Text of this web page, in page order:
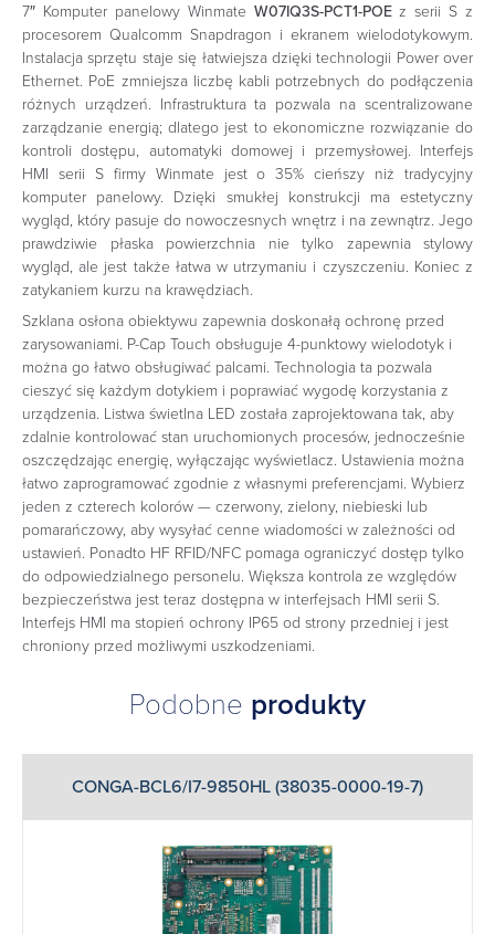
7″ Komputer panelowy Winmate W07IQ3S-PCT1-POEz serii S z
procesorem Qualcomm Snapdragon i ekranem wielodotykowym.
Instalacja sprzętu staje się łatwiejsza dzięki technologii Power over
Ethernet. PoE zmniejsza liczbę kabli potrzebnych do podłączenia
różnych urządzeń. Infrastruktura ta pozwala na scentralizowane
zarządzanie energią; dlatego jest to ekonomiczne rozwiązanie do
kontroli dostępu, automatyki domowej i przemysłowej. Interfejs
HMI serii S firmy Winmate jest o 35% cieńszy niż tradycyjny
komputer panelowy. Dzięki smukłej konstrukcji ma estetyczny
wygląd, który pasuje do nowoczesnych wnętrz i na zewnątrz. Jego
prawdziwie płaska powierzchnia nie tylko zapewnia stylowy
wygląd, ale jest także łatwa w utrzymaniu i czyszczeniu. Koniec z
zatykaniem kurzu na krawędziach.
Szklana osłona obiektywu zapewnia doskonałą ochronę przed
zarysowaniami. P-Cap Touch obsługuje 4-punktowy wielodotyk i
można go łatwo obsługiwać palcami. Technologia ta pozwala
cieszyć się każdym dotykiem i poprawiać wygodę korzystania z
urządzenia. Listwa świetlna LED została zaprojektowana tak, aby
zdalnie kontrolować stan uruchomionych procesów, jednocześnie
oszczędzając energię, wyłączając wyświetlacz. Ustawienia można
łatwo zaprogramować zgodnie z własnymi preferencjami. Wybierz
jeden z czterech kolorów — czerwony, zielony, niebieski lub
pomarańczowy, aby wysyłać cenne wiadomości w zależności od
ustawień. Ponadto HF RFID/NFC pomaga ograniczyć dostęp tylko
do odpowiedzialnego personelu. Większa kontrola ze względów
bezpieczeństwa jest teraz dostępna w interfejsach HMI serii S.
Interfejs HMI ma stopień ochrony IP65 od strony przedniej i jest
chroniony przed możliwymi uszkodzeniami.
Podobne produkty
CONGA-BCL6/I7-9850HL (38035-0000-19-7)